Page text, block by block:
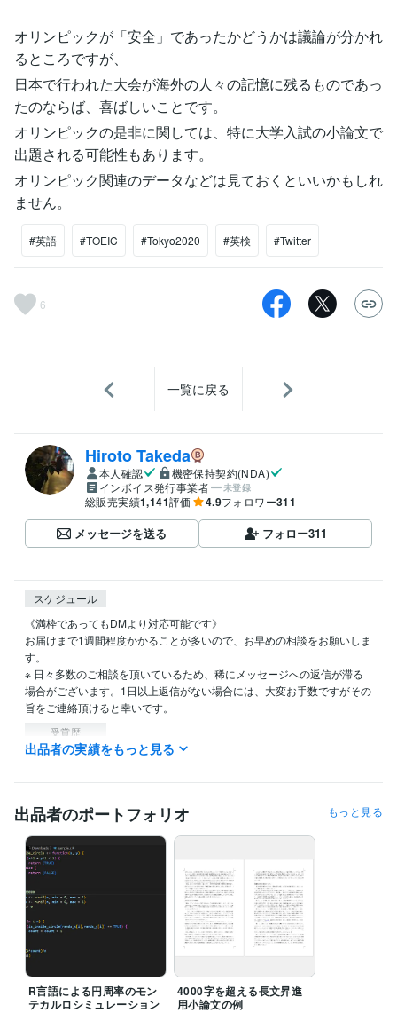
オリンピックが「安全」であったかどうかは議論が分かれ
るところですが、
日本で行われた大会が海外の人々の記憶に残るものであっ
たのならば、喜ばしいことです。
オリンピックの是非に関しては、特に大学入試の小論文で
出題される可能性もあります。
オリンピック関連のデータなどは見ておくといいかもしれ
ません。
#英語 #TOEIC #Tokyo2020 #英検 #Twitter
6
一覧に戻る
Hiroto Takeda
本人確認
機密保持契約(NDA)
インボイス発行事業者
未登録
総販売実績1,141評価 4.9フォロワー311
メッセージを送る フォロー311
スケジュール
《満枠であってもDMより対応可能です》
お届けまで1週間程度かかることが多いので、お早めの相談をお願いしま
す。
※ 日々多数のご相談を頂いているため、稀にメッセージへの返信が滞る
場合がございます。1日以上返信がない場合には、大変お手数ですがその
旨をご連絡頂けると幸いです。
受賞歴
Webアプリ開発ハッカソン　最優秀賞
資格・検定
実用英語技能検定準1級（準2級、2級も所持） 取得年 : 2017年
G資格 取得年 : 2020年
IoT検定 ユーザー試験 パワー・ユーザー
セキュリティ・スペシャリスト試験 取得年 : 2021年
中国語検定２級 取得年 : 2019年
経営学検定 初級（96点） 取得年 : 2021年
統計検定データサイエンス発展 取得年 : 2021年
得意分野
ライティング・翻訳 文章添削 文章作成
ライティング 添削
出品者の実績をもっと見る
出品者のポートフォリオ もっと見る
R言語による円周率のモン
テカルロシミュレーション
4000字を超える長文昇進
用小論文の例